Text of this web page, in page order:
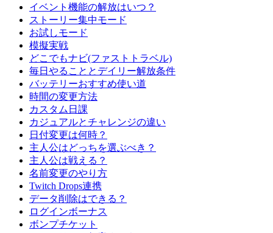
イベント機能の解放はいつ？
ストーリー集中モード
お試しモード
模擬実戦
どこでもナビ(ファストトラベル)
毎日やることとデイリー解放条件
バッテリーおすすめ使い道
時間の変更方法
カスタム日課
カジュアルとチャレンジの違い
日付変更は何時？
主人公はどっちを選ぶべき？
主人公は戦える？
名前変更のやり方
Twitch Drops連携
データ削除はできる？
ログインボーナス
ボンプチケット